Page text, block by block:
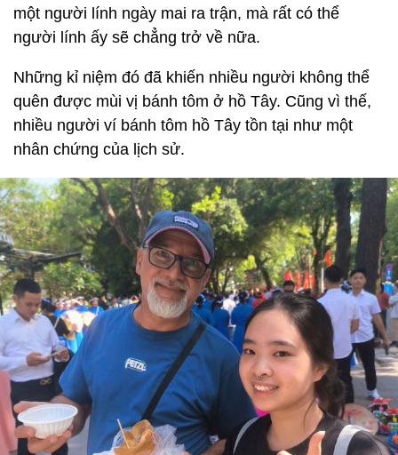
một người lính ngày mai ra trận, mà rất có thể
người lính ấy sẽ chẳng trở về nữa.
Những kỉ niệm đó đã khiến nhiều người không thể
quên được mùi vị bánh tôm ở hồ Tây. Cũng vì thế,
nhiều người ví bánh tôm hồ Tây tồn tại như một
nhân chứng của lịch sử.